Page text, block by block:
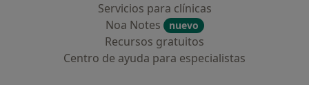
Servicios para clínicas
Noa Notes
nuevo
Recursos gratuitos
Centro de ayuda para especialistas